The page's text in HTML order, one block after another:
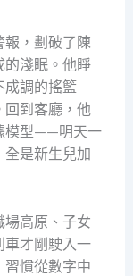
報，劃破了陳
的淺眠。他睜
成調的搖籃
回到客廳，他
模型——明天一
全是新生兒加
場高原、子女
車才剛駛入一
習慣從數字中